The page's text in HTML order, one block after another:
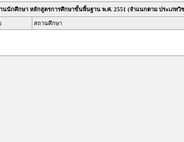
านนักศึกษา หลักสูตรการศึกษาขั้นพื้นฐาน พ.ศ. 2551 (จำแนกตาม ประเภท
สถานศึกษา